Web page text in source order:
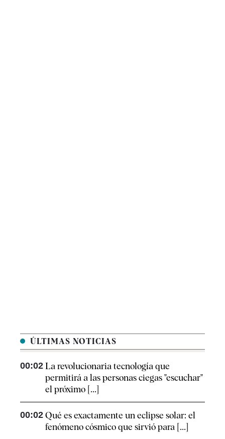
ÚLTIMAS NOTICIAS
00:02 La revolucionaria tecnología que
permitirá a las personas ciegas "escuchar"
el próximo [...]
00:02 Qué es exactamente un eclipse solar: el
fenómeno cósmico que sirvió para [...]